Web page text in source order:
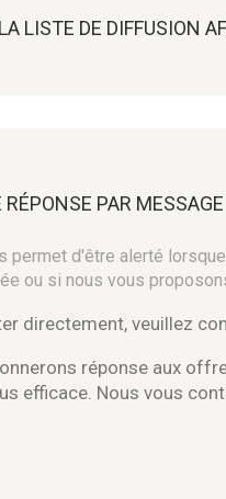
LISTE DE DIFFUSION
RÉPONSE PAR
permet d'être alerté
ou si nous vous
directement, veuillez
réponse aux
efficace. Nous vous